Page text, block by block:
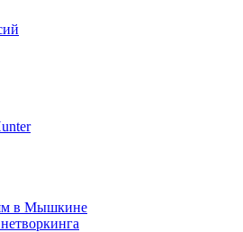
в Мышкине